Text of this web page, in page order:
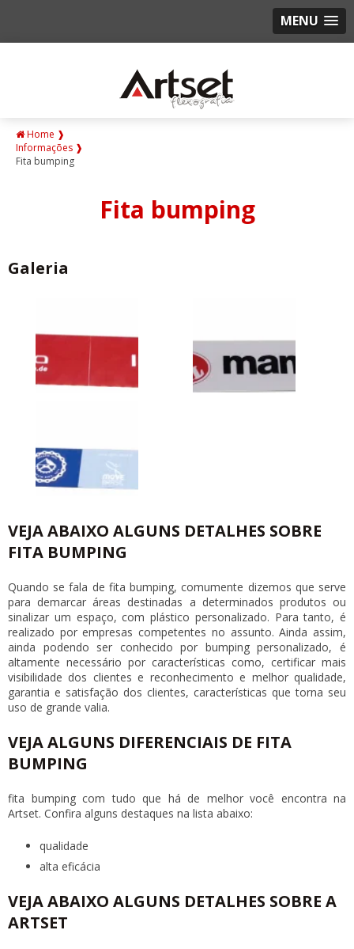
MENU
Home ❱
Informações ❱
Fita bumping
Fita bumping
Galeria
VEJA ABAIXO ALGUNS DETALHES SOBRE
FITA BUMPING
Quando se fala de fita bumping, comumente dizemos que serve
para demarcar áreas destinadas a determinados produtos ou
sinalizar um espaço, com plástico personalizado. Para tanto, é
realizado por empresas competentes no assunto. Ainda assim,
ainda podendo ser conhecido por bumping personalizado, é
altamente necessário por características como, certificar mais
visibilidade dos clientes e reconhecimento e melhor qualidade,
garantia e satisfação dos clientes, características que torna seu
uso de grande valia.
VEJA ALGUNS DIFERENCIAIS DE FITA
BUMPING
fita bumpingcom tudo que há de melhor você encontra na
Artset. Confira alguns destaques na lista abaixo:
qualidade
alta eficácia
VEJA ABAIXO ALGUNS DETALHES SOBRE A
ARTSET